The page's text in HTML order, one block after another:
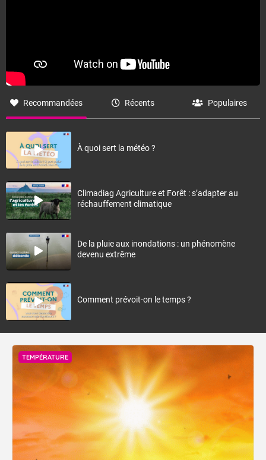
Recommandées Récents Populaires
À quoi sert la météo ?
Climadiag Agriculture et Forêt : s’adapter au
réchauffement climatique
De la pluie aux inondations : un phénomène
devenu extrême
Comment prévoit-on le temps ?
TEMPÉRATURE